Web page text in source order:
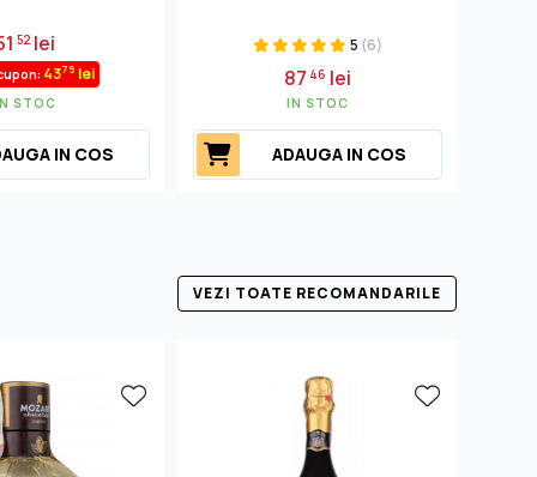
52lei
4379 lei
STOC
IN COS
5 (6)
87 46 lei
IN STOC
ADAUGA IN COS
VEZI TOATE RECOMANDARILE